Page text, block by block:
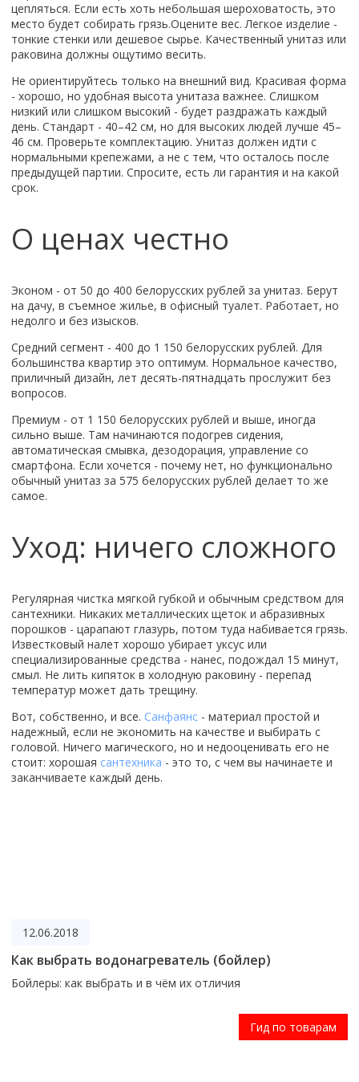
Коврик для душевой кабины
Смотреть все
цепляться. Если есть хоть небольшая шероховатость, это
место будет собирать грязь.Оцените вес. Легкое изделие -
тонкие стенки или дешевое сырье. Качественный унитаз или
раковина должны ощутимо весить.
Не ориентируйтесь только на внешний вид. Красивая форма
- хорошо, но удобная высота унитаза важнее. Слишком
низкий или слишком высокий - будет раздражать каждый
день. Стандарт - 40–42 см, но для высоких людей лучше 45–
46 см. Проверьте комплектацию. Унитаз должен идти с
нормальными крепежами, а не с тем, что осталось после
предыдущей партии. Спросите, есть ли гарантия и на какой
срок.
О ценах честно
Эконом - от 50 до 400 белорусских рублей за унитаз. Берут
на дачу, в съемное жилье, в офисный туалет. Работает, но
недолго и без изысков.
Средний сегмент - 400 до 1 150 белорусских рублей. Для
большинства квартир это оптимум. Нормальное качество,
приличный дизайн, лет десять-пятнадцать прослужит без
вопросов.
Премиум - от 1 150 белорусских рублей и выше, иногда
сильно выше. Там начинаются подогрев сидения,
автоматическая смывка, дезодорация, управление со
смартфона. Если хочется - почему нет, но функционально
обычный унитаз за 575 белорусских рублей делает то же
самое.
Уход: ничего сложного
Регулярная чистка мягкой губкой и обычным средством для
сантехники. Никаких металлических щеток и абразивных
порошков - царапают глазурь, потом туда набивается грязь.
Известковый налет хорошо убирает уксус или
специализированные средства - нанес, подождал 15 минут,
смыл. Не лить кипяток в холодную раковину - перепад
температур может дать трещину.
Вот, собственно, и все. Санфаянс - материал простой и
надежный, если не экономить на качестве и выбирать с
головой. Ничего магического, но и недооценивать его не
стоит: хорошая сантехника - это то, с чем вы начинаете и
заканчиваете каждый день.
12.06.2018
Как выбрать водонагреватель (бойлер)
Бойлеры: как выбрать и в чём их отличия
Гид по товарам